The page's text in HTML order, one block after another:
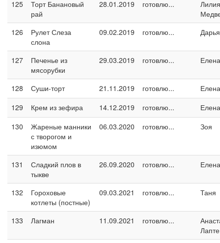
125
Торт Банановый
рай
28.01.2019 готовлю...
Лилия
126
Рулет Слеза
слона
09.02.2019 готовлю... Дарья
127
Печенье из
мясорубки
29.03.2019 готовлю...
128 Суши-торт 21.11.2019 готовлю...
129
Крем из зефира 14.12.2019 готовлю...
130
Жареные манники
с творогом и
изюмом
06.03.2020 готовлю... Зоя
131
Сладкий плов в
тыкве
26.09.2020 готовлю...
132
Гороховые
котлеты (постные)
09.03.2021 готовлю... Таня
133 Лагман 11.09.2021 готовлю...